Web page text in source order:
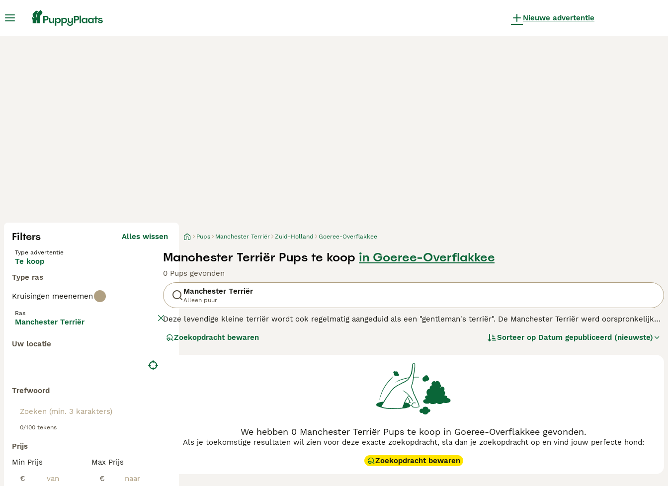
Nieuwe advertentie
Filters Alles wissen
Type advertentie
Te koop
Type ras
Kruisingen meenemen
Ras
Manchester Terriër
Uw locatie
Trefwoord
0/100 tekens
Prijs
Min Prijs
€
Max Prijs
€
Pups Manchester Terriër Zuid-Holland Goeree-Overflakkee
Manchester Terriër Pups te koop in Goeree-Overflakkee
0 Pups gevonden
Manchester Terriër
Alleen puur
Deze levendige kleine terriër wordt ook regelmatig aangeduid als een "gentleman's terriër". De Manchester Terriër werd oorspronkelijk
genieten van spelletjes.
Zoekopdracht bewaren Sorteer op Datum gepubliceerd (nieuwste)
We hebben 0 Manchester Terriër Pups te koop in Goeree-Overflakkee gevonden.
Als je toekomstige resultaten wil zien voor deze exacte zoekopdracht, sla dan je zoekopdracht op en vind jouw perfecte hond:
Zoekopdracht bewaren